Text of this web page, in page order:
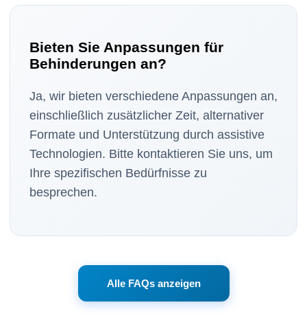
Bieten Sie Anpassungen für
Behinderungen an?
Ja, wir bieten verschiedene Anpassungen an,
einschließlich zusätzlicher Zeit, alternativer
Formate und Unterstützung durch assistive
Technologien. Bitte kontaktieren Sie uns, um
Ihre spezifischen Bedürfnisse zu
besprechen.
Alle FAQs anzeigen